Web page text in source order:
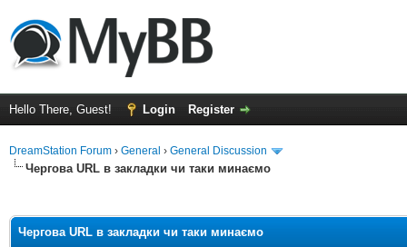
Hello There, Guest! Login Register
DreamStation Forum › General › General Discussion
Чергова URL в закладки чи таки минаємо
Чергова URL в закладки чи таки минаємо